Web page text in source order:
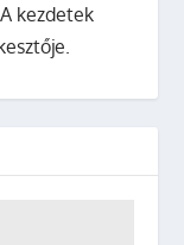
kezdetek